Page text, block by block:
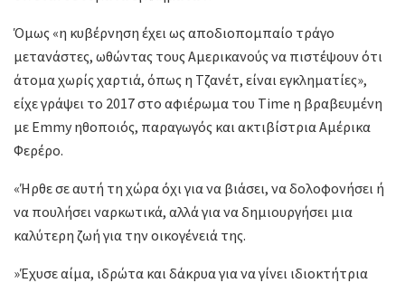
Όμως «η κυβέρνηση έχει ως αποδιοπομπαίο τράγο
μετανάστες, ωθώντας τους Αμερικανούς να πιστέψουν ότι
άτομα χωρίς χαρτιά, όπως η Τζανέτ, είναι εγκληματίες»,
είχε γράψει το 2017 στο αφιέρωμα του Time η βραβευμένη
με Emmy ηθοποιός, παραγωγός και ακτιβίστρια Αμέρικα
Φερέρο.
«Ήρθε σε αυτή τη χώρα όχι για να βιάσει, να δολοφονήσει ή
να πουλήσει ναρκωτικά, αλλά για να δημιουργήσει μια
καλύτερη ζωή για την οικογένειά της.
»Έχυσε αίμα, ιδρώτα και δάκρυα για να γίνει ιδιοκτήτρια